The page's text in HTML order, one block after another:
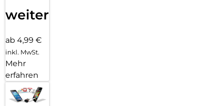
weiter
ab 4,99 €
inkl. MwSt.
Mehr
erfahren